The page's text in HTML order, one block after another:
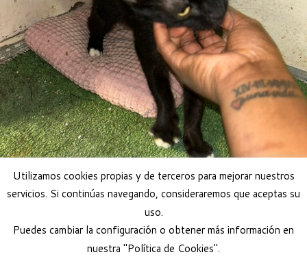
Utilizamos cookies propias y de terceros para mejorar nuestros
servicios. Si continúas navegando, consideraremos que aceptas su
uso.
Puedes cambiar la configuración o obtener más información en
nuestra "Política de Cookies".